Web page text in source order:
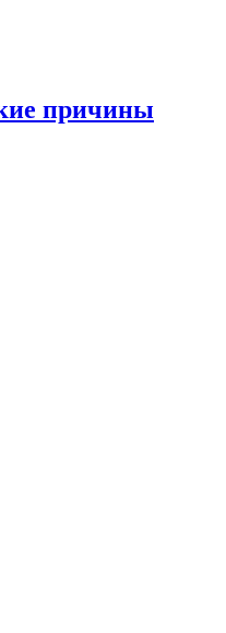
причины